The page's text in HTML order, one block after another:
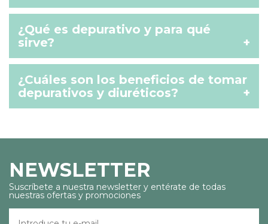
¿Qué es depurativo y para qué
sirve?
+
¿Cuáles son los beneficios de tomar
depurativos y diuréticos?
+
NEWSLETTER
Suscríbete a nuestra newsletter y entérate de todas
nuestras ofertas y promociones